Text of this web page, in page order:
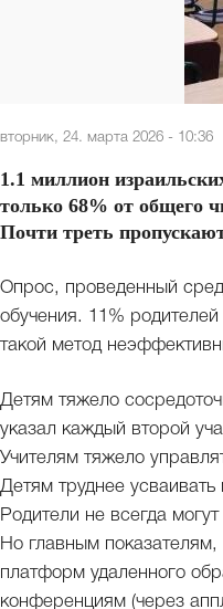
вторник, 24. марта 2026 - 10:36
1.1 миллион
только 68% от общего
Почти треть
Опрос, проведенный
обучения. 11% родителей
такой метод
Детям тяжело
указал каждый второй
Учителям тяжело
Детям труднее
Родители не всегда
Но главным
платформ удаленного
конференциям (через